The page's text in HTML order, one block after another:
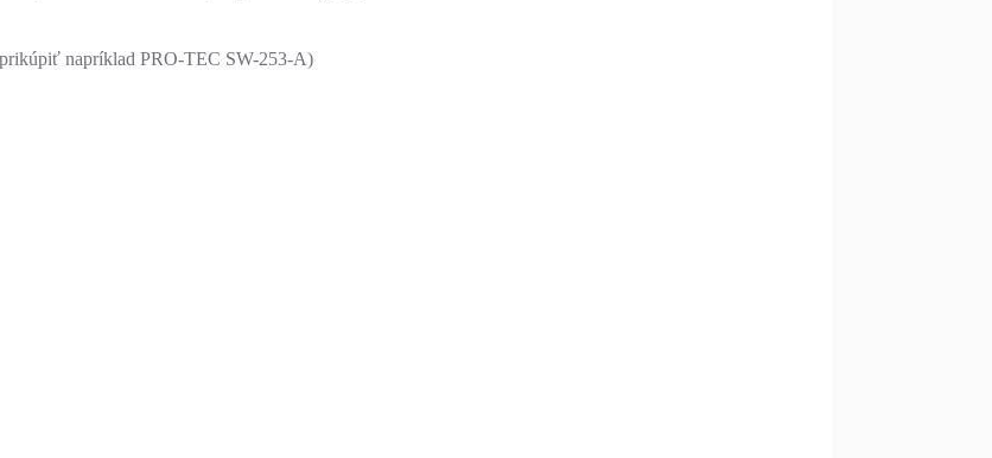
prikúpiť napríklad PRO-TEC SW-253-A)